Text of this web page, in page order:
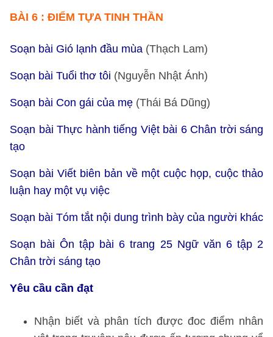
BÀI 6 : ĐIỂM TỰA TINH THẦN
Soạn bài Gió lạnh đầu mùa (Thạch Lam)
Soạn bài Tuổi thơ tôi (Nguyễn Nhật Ánh)
Soạn bài Con gái của mẹ (Thái Bá Dũng)
Soạn bài Thực hành tiếng Việt bài 6 Chân trời sáng
tạo
Soạn bài Viết biên bản về một cuộc họp, cuộc thảo
luận hay một vụ việc
Soạn bài Tóm tắt nội dung trình bày của người khác
Soạn bài Ôn tập bài 6 trang 25 Ngữ văn 6 tập 2
Chân trời sáng tạo
Yêu cầu cần đạt
Nhận biết và phân tích được đoc điểm nhân